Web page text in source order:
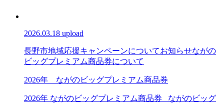
2026.03.18 upload
長野市地域応援キャンペーンについてお知らせながの
ビッグプレミアム商品券について
2026年 ながのビッグプレミアム商品券
2026年 ながのビッグプレミアム商品券 ながのビッグ